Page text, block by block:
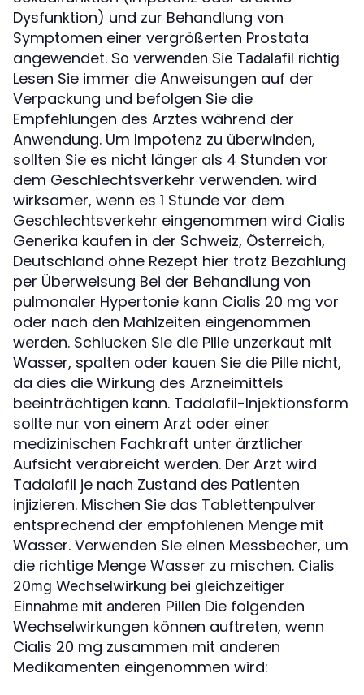
Dysfunktion) und zur Behandlung von
Symptomen einer vergrößerten Prostata
angewendet. So verwenden Sie Tadalafil richtig
Lesen Sie immer die Anweisungen auf der
Verpackung und befolgen Sie die
Empfehlungen des Arztes während der
Anwendung. Um Impotenz zu überwinden,
sollten Sie es nicht länger als 4 Stunden vor
dem Geschlechtsverkehr verwenden. wird
wirksamer, wenn es 1 Stunde vor dem
Geschlechtsverkehr eingenommen wird Cialis
Generika kaufen in der Schweiz, Österreich,
Deutschland ohne Rezept hier trotz Bezahlung
per Überweisung Bei der Behandlung von
pulmonaler Hypertonie kann Cialis 20 mg vor
oder nach den Mahlzeiten eingenommen
werden. Schlucken Sie die Pille unzerkaut mit
Wasser, spalten oder kauen Sie die Pille nicht,
da dies die Wirkung des Arzneimittels
beeinträchtigen kann. Tadalafil-Injektionsform
sollte nur von einem Arzt oder einer
medizinischen Fachkraft unter ärztlicher
Aufsicht verabreicht werden. Der Arzt wird
Tadalafil je nach Zustand des Patienten
injizieren. Mischen Sie das Tablettenpulver
entsprechend der empfohlenen Menge mit
Wasser. Verwenden Sie einen Messbecher, um
die richtige Menge Wasser zu mischen. Cialis
20mg Wechselwirkung bei gleichzeitiger
Einnahme mit anderen Pillen Die folgenden
Wechselwirkungen können auftreten, wenn
Cialis 20 mg zusammen mit anderen
Medikamenten eingenommen wird: